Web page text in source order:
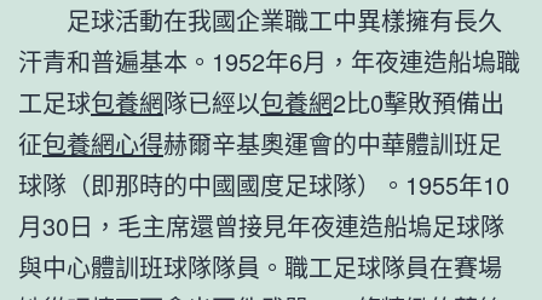
足球活動在我國企業職工中異樣擁有長久
汗青和普遍基本。1952年6月，年夜連造船塢職
工足球包養網隊已經以包養網2比0擊敗預備出
征包養網心得赫爾辛基奧運會的中華體訓班足
球隊（即那時的中國國度足球隊）。1955年10
月30日，毛主席還曾接見年夜連造船塢足球隊
與中心體訓班球隊隊員。職工足球隊員在賽場